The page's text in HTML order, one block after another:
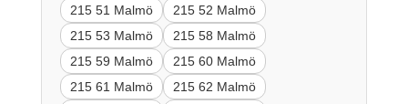
215 51 Malmö
215 52 Malmö
215 53 Malmö
215 58 Malmö
215 59 Malmö
215 60 Malmö
215 61 Malmö
215 62 Malmö